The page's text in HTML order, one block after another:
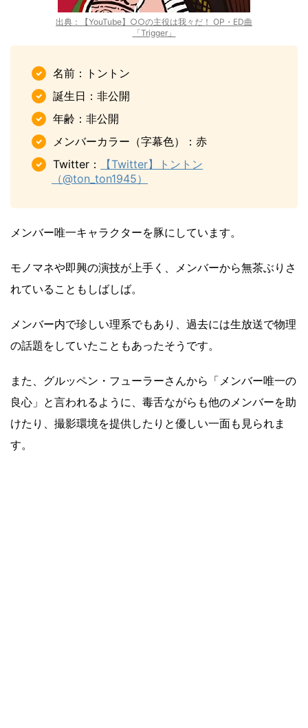
出典：【YouTube】○○の主役は我々だ！ OP・ED曲
「Trigger」
名前：トントン
誕生日：非公開
年齢：非公開
メンバーカラー（字幕色）：赤
Twitter：
【Twitter】トントン
（@ton_ton1945）
メンバー唯一キャラクターを豚にしています。
モノマネや即興の演技が上手く、メンバーから無茶ぶりさ
れていることもしばしば。
メンバー内で珍しい理系でもあり、過去には生放送で物理
の話題をしていたこともあったそうです。
また、グルッペン・フューラーさんから「メンバー唯一の
良心」と言われるように、毒舌ながらも他のメンバーを助
けたり、撮影環境を提供したりと優しい一面も見られま
す。